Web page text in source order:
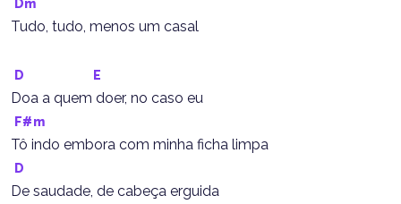
Dm
Tudo, tudo, menos um casal
D E
Doa a quem doer, no caso eu
F#m
Tô indo embora com minha ficha limpa
D
De saudade, de cabeça erguida